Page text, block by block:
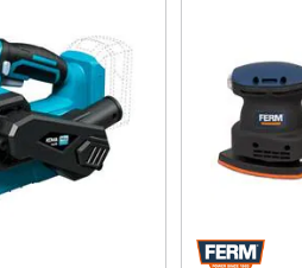
dipingere
Materiale
Pannello solare